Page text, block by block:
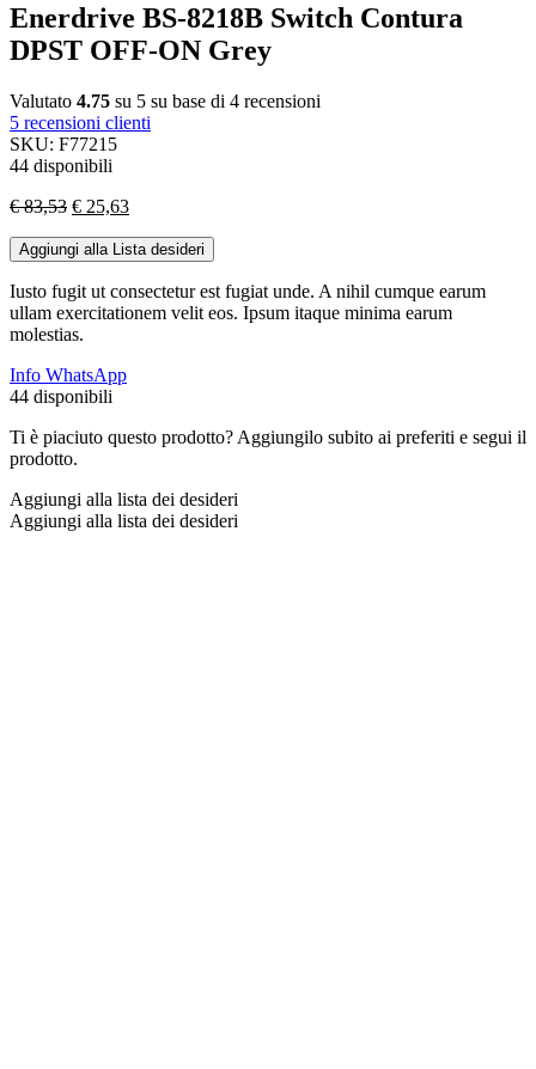
Enerdrive BS-8218B Switch Contura
DPST OFF-ON Grey
Valutato 4.75 su 5 su base di 4 recensioni
5 recensioni clienti
SKU: F77215
44 disponibili
€83,53 Il
originale
€ 83,53.
€ 25,63Il
attuale
€ 25,63.
Aggiungi alla Lista desideri
Iusto fugit ut consectetur est fugiat unde. A nihil cumque earum
ullam exercitationem velit eos. Ipsum itaque minima earum
molestias.
Info WhatsApp
44 disponibili
Ti è piaciuto questo prodotto? Aggiungilo subito ai preferiti e segui il
prodotto.
Aggiungi alla lista dei desideri
Aggiungi alla lista dei desideri